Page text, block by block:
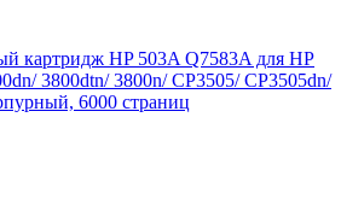
картридж HP 503A Q7583A для HP
3800dtn/ 3800n/ CP3505/ CP3505dn/
6000 страниц